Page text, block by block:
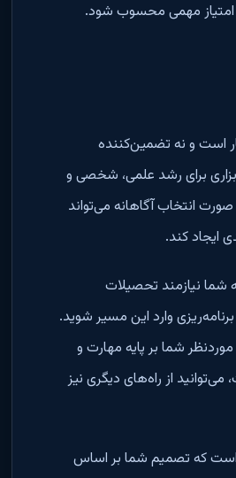
امتیاز مهمی محسوب شود.
است و نه تضمین‌کننده
برای رشد علمی، شخصی و
انتخاب آگاهانه می‌تواند
ایجاد کند.
شما نیازمند تحصیلات
وارد این مسیر شوید.
شما بر پایه مهارت و
از راه‌های دیگری نیز
است که تصمیم شما بر اساس